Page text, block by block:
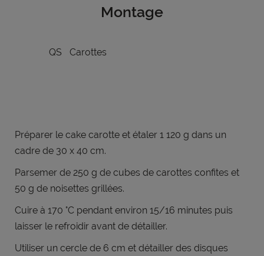
Montage
QS Carottes
Préparer le cake carotte et étaler 1 120 g dans un
cadre de 30 x 40 cm.
Parsemer de 250 g de cubes de carottes confites et
50 g de noisettes grillées.
Cuire à 170 °C pendant environ 15/16 minutes puis
laisser le refroidir avant de détailler.
Utiliser un cercle de 6 cm et détailler des disques